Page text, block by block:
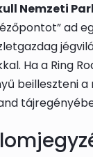
Nemzeti
ad
Ha a Ring
beilleszteni